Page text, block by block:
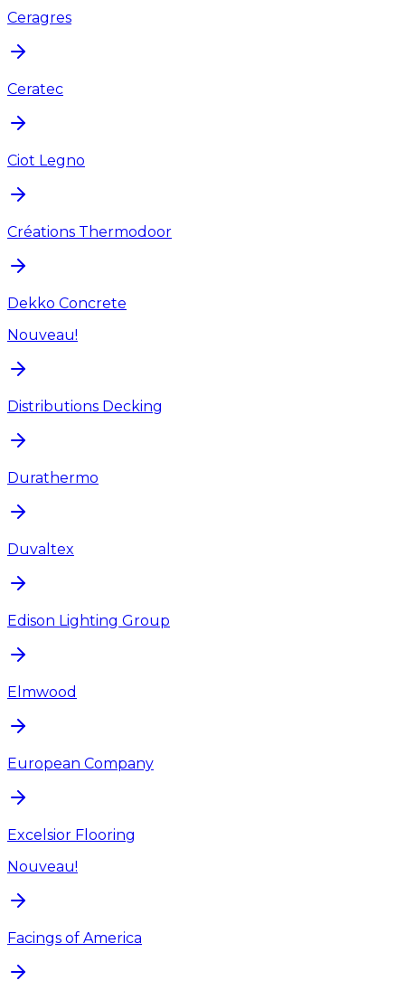
Ceragres
Ceratec
Ciot Legno
Créations Thermodoor
Dekko Concrete
Nouveau!
Distributions Decking
Durathermo
Duvaltex
Edison Lighting Group
Elmwood
European Company
Excelsior Flooring
Nouveau!
Facings of America